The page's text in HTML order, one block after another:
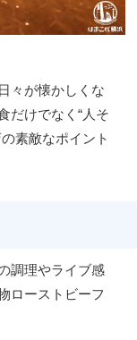
々が懐かしくな
だけでなく“人そ
素敵なポイント
調理やライブ感
ローストビーフ